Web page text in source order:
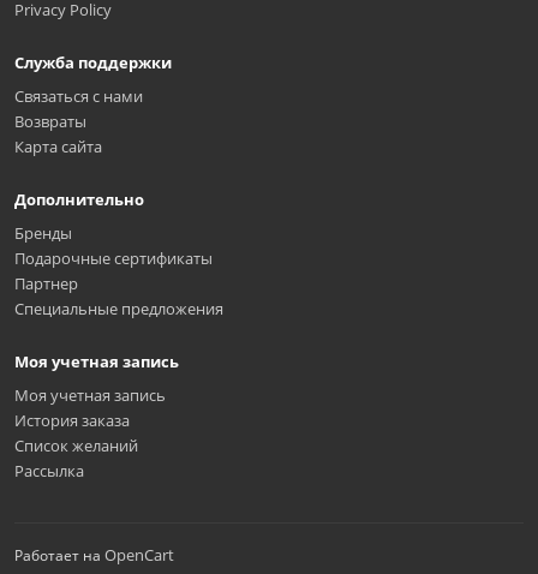
Privacy Policy
Служба поддержки
Связаться с нами
Возвраты
Карта сайта
Дополнительно
Бренды
Подарочные сертификаты
Партнер
Специальные предложения
Моя учетная запись
Моя учетная запись
История заказа
Список желаний
Рассылка
Работает на OpenCart